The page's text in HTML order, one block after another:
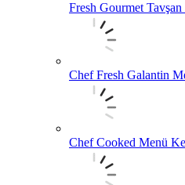
Fresh Gourmet
Chef Fresh Galantin
Chef Cooked Menü